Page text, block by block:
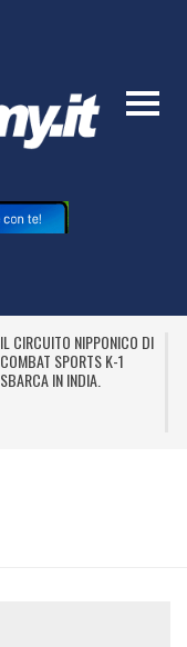
IL CIRCUITO NIPPONICO DI
COMBAT SPORTS K-1
SBARCA IN INDIA.